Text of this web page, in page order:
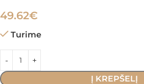
49.62€
Turime
Į KREPŠELĮ